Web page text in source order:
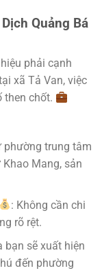
Quảng Bá
phải cạnh
xã Tả Van, việc
then chốt.
phường trung tâm
Mang, sản
: Không cần chi
rõ rệt.
bạn sẽ xuất hiện
đến phường